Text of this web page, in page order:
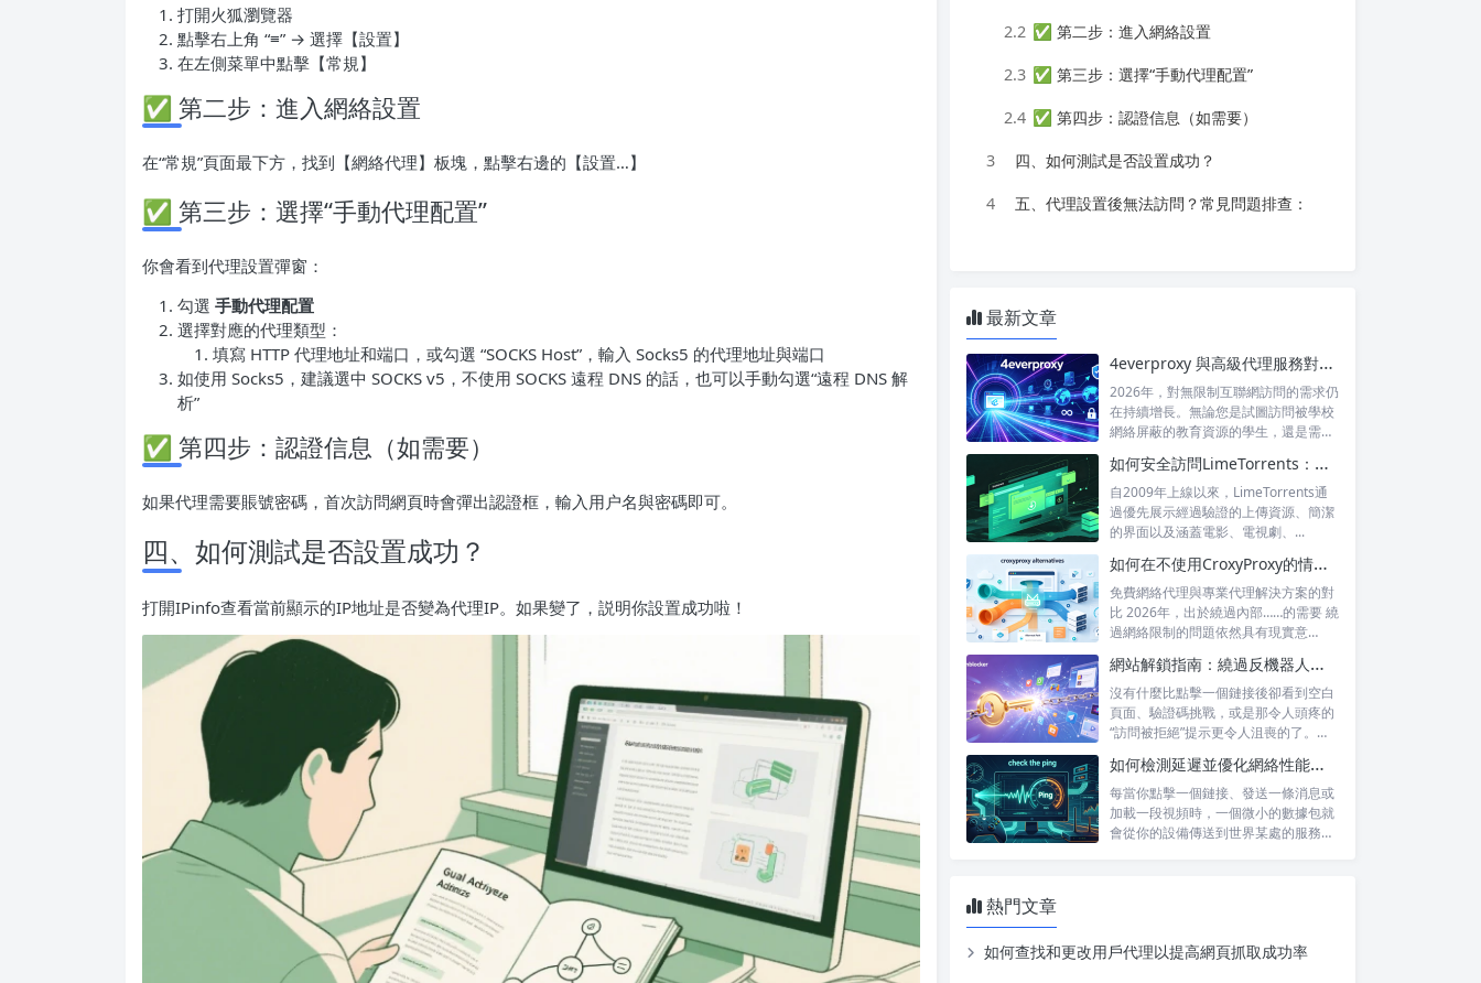
打開火狐瀏覽器
點擊右上角 “≡” → 選擇【設置】
在左側菜單中點擊【常規】
✅ 第二步：進入網絡設置
在“常規”頁面最下方，找到【網絡代理】板塊，點擊右邊的【設置…】
✅ 第三步：選擇“手動代理配置”
你會看到代理設置彈窗：
勾選 手動代理配置
選擇對應的代理類型：
填寫 HTTP 代理地址和端口，或勾選 “SOCKS Host”，輸入 Socks5 的代理地址與端口
如使用 Socks5，建議選中 SOCKS v5，不使用 SOCKS 遠程 DNS 的話，也可以手動勾選“遠程 DNS 解
析”
✅ 第四步：認證信息（如需要）
如果代理需要賬號密碼，首次訪問網頁時會彈出認證框，輸入用户名與密碼即可。
四、如何測試是否設置成功？
打開IPinfo查看當前顯示的IP地址是否變為代理IP。如果變了，説明你設置成功啦！
2.2 ✅ 第二步：進入網絡設置
2.3 ✅ 第三步：選擇“手動代理配置”
2.4 ✅ 第四步：認證信息（如需要）
3 四、如何測試是否設置成功？
4 五、代理設置後無法訪問？常見問題排查：
最新文章
4everproxy 與高級代理服務對比：速度、隱私和可靠性的比較
2026年，對無限制互聯網訪問的需求仍
在持續增長。無論您是試圖訪問被學校
網絡屏蔽的教育資源的學生，還是需要
如何安全訪問LimeTorrents：使用家庭代理繞過封鎖
自2009年上線以來，LimeTorrents通
過優先展示經過驗證的上傳資源、簡潔
的界面以及涵蓋電影、電視劇、...
如何在不使用CroxyProxy的情況下解鎖網站：熱門替代方案對比
免費網絡代理與專業代理解決方案的對
比 2026年，出於繞過內部……的需要 繞
過網絡限制的問題依然具有現實意
網站解鎖指南：繞過反機器人系統並訪問被屏蔽的內容
沒有什麼比點擊一個鏈接後卻看到空白
頁面、驗證碼挑戰，或是那令人頭疼的
“訪問被拒絕”提示更令人沮喪的了。無
如何檢測延遲並優化網絡性能，以提升遊戲和直播體驗
每當你點擊一個鏈接、發送一條消息或
加載一段視頻時，一個微小的數據包就
會從你的設備傳送到世界某處的服務器
熱門文章
如何查找和更改用戶代理以提高網頁抓取成功率